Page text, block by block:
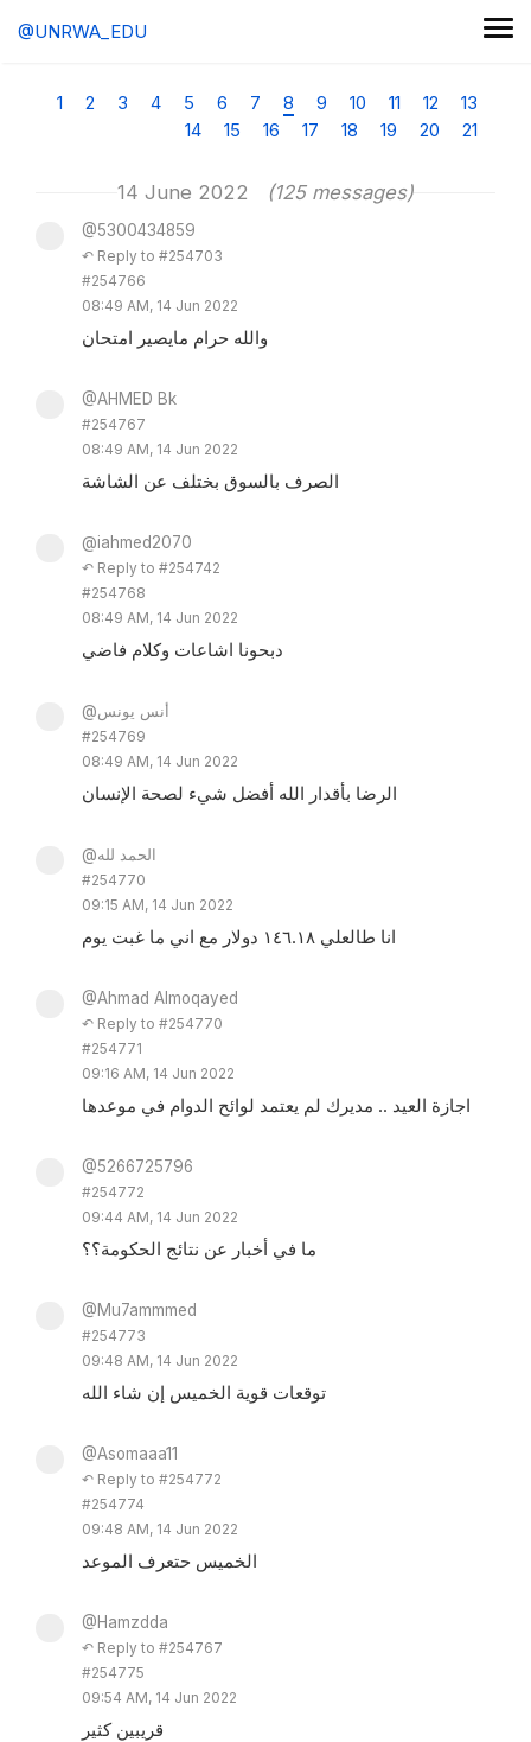
@UNRWA_EDU
1 2 3 4 5 6 7 8 9 10 11 12
13
14
15 16 17 18 19 20 21
14 June 2022 (125 messages)
@5300434859
↶ Reply to #254703
#254766
08:49 AM, 14 Jun 2022
والله حرام مايصير امتحان
@AHMED Bk
#254767
08:49 AM, 14 Jun 2022
الصرف بالسوق بختلف عن الشاشة
@iahmed2070
↶ Reply to #254742
#254768
08:49 AM, 14 Jun 2022
دبحونا اشاعات وكلام فاضي
@أنس يونس
#254769
08:49 AM, 14 Jun 2022
الرضا بأقدار الله أفضل شيء لصحة الإنسان
@الحمد لله
#254770
09:15 AM, 14 Jun 2022
انا طالعلي ١٤٦.١٨ دولار مع اني ما غبت يوم
@Ahmad Almoqayed
↶ Reply to #254770
#254771
09:16 AM, 14 Jun 2022
اجازة العيد .. مديرك لم يعتمد لوائح الدوام في موعدها
@5266725796
#254772
09:44 AM, 14 Jun 2022
ما في أخبار عن نتائج الحكومة؟؟
@Mu7ammmed
#254773
09:48 AM, 14 Jun 2022
توقعات قوية الخميس إن شاء الله
@Asomaaa11
↶ Reply to #254772
#254774
09:48 AM, 14 Jun 2022
الخميس حتعرف الموعد
@Hamzdda
↶ Reply to #254767
#254775
09:54 AM, 14 Jun 2022
قريبين كثير